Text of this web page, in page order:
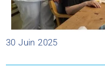
30 Juin 2025